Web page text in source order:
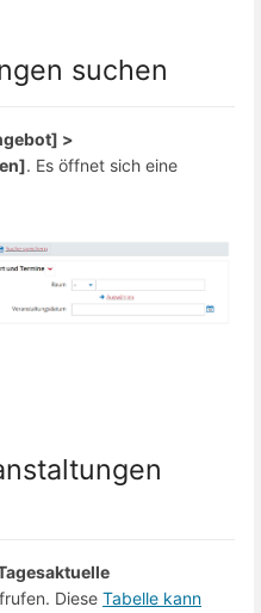
suchen
>
. Es öffnet sich eine
Diese Tabelle kann